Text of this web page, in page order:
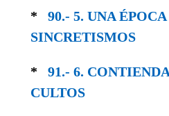
* 90.- 5. UNA
SINCRE­TISMOS
* 91.- 6.
CULTOS